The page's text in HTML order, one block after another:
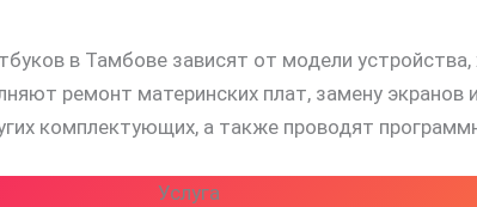
в Тамбове зависят от модели
ремонт материнских плат, замену экранов и
комплектующих, а также проводят
Услуга